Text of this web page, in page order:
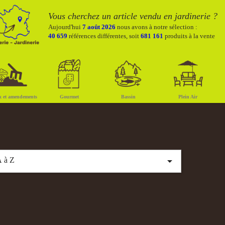
Vous cherchez un article vendu en jardinerie ?
Aujourd'hui 7 août 2026 nous avons à notre sélection :
40 659 références différentes, soit 681 161 produits à la vente
et amendements Gourmet Bassin Plein Air
à Z 